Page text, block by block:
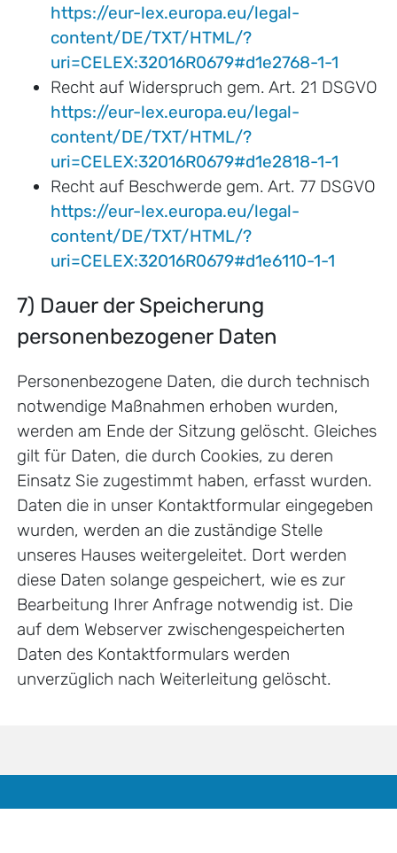
https://eur-lex.europa.eu/legal-
content/DE/TXT/HTML/?
uri=CELEX:32016R0679#d1e2768-1-1
Recht auf Widerspruch gem. Art. 21 DSGVO
https://eur-lex.europa.eu/legal-
content/DE/TXT/HTML/?
uri=CELEX:32016R0679#d1e2818-1-1
Recht auf Beschwerde gem. Art. 77 DSGVO
https://eur-lex.europa.eu/legal-
content/DE/TXT/HTML/?
uri=CELEX:32016R0679#d1e6110-1-1
7) Dauer der Speicherung
personenbezogener Daten
Personenbezogene Daten, die durch technisch
notwendige Maßnahmen erhoben wurden,
werden am Ende der Sitzung gelöscht. Gleiches
gilt für Daten, die durch Cookies, zu deren
Einsatz Sie zugestimmt haben, erfasst wurden.
Daten die in unser Kontaktformular eingegeben
wurden, werden an die zuständige Stelle
unseres Hauses weitergeleitet. Dort werden
diese Daten solange gespeichert, wie es zur
Bearbeitung Ihrer Anfrage notwendig ist. Die
auf dem Webserver zwischengespeicherten
Daten des Kontaktformulars werden
unverzüglich nach Weiterleitung gelöscht.